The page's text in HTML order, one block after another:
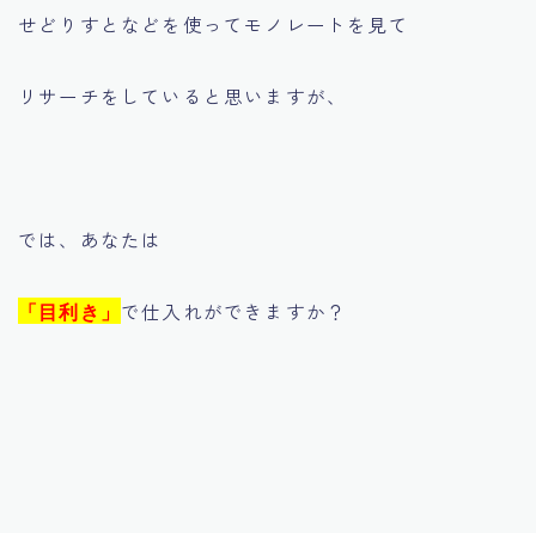
せどりすとなどを使ってモノレートを見て
リサーチをしていると思いますが、
では、あなたは
「目利き」 で仕入れができますか？